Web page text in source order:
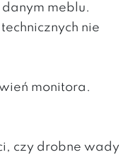
meblu.
nie
monitora.
czy drobne wady